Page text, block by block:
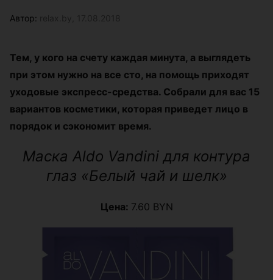
Автор:
Тем, у кого на счету каждая минута, а выглядеть
при этом нужно на все сто, на помощь приходят
уходовые экспресс-средства. Собрали для вас 15
вариантов косметики, которая приведет лицо в
порядок и сэкономит время.
Маска Aldo Vandini для контура
глаз «Белый чай и шелк»
Цена: 7.60 BYN